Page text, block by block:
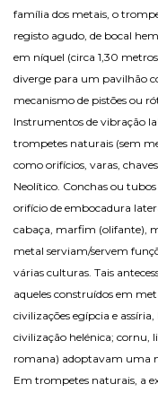
família dos metais, o
registo agudo, de bocal
em níquel (circa 1,30
diverge para um pavilhão
mecanismo de pistões ou
Instrumentos de vibração
trompetes naturais (sem
como orifícios, varas,
Neolítico. Conchas ou
orifício de embocadura
cabaça, marfim (olifante),
metal serviam/servem
várias culturas. Tais
aqueles construídos em
civilizações egípcia e
civilização helénica; cornu,
romana) adoptavam uma
Em trompetes naturais, a